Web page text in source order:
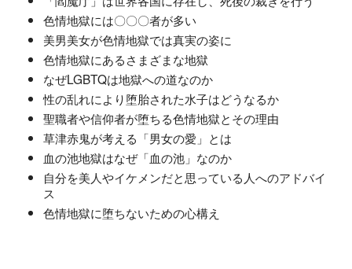
色情地獄には〇〇〇者が多い
美男美女が色情地獄では真実の姿に
色情地獄にあるさまざまな地獄
なぜLGBTQは地獄への道なのか
性の乱れにより堕胎された水子はどうなるか
聖職者や信仰者が堕ちる色情地獄とその理由
草津赤鬼が考える「男女の愛」とは
血の池地獄はなぜ「血の池」なのか
自分を美人やイケメンだと思っている人へのアドバイ
ス
色情地獄に堕ちないための心構え